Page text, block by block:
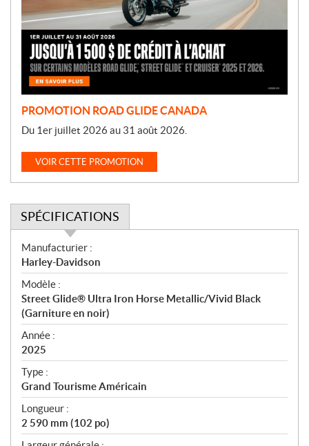
o
t
n
PROMOTION ROAD GLIDE CANADA
Du 1er juillet 2026 au 31 août 2026.
VOIR CETTE PROMOTION
SPÉCIFICATIONS
S
p
é
c
i
f
i
c
a
t
i
o
n
Manufacturier :
Harley-Davidson
Modèle :
Street Glide® Ultra Iron Horse Metallic/Vivid Black
(Garniture en noir)
Année :
2025
Type :
Grand Tourisme Américain
Longueur :
2 590 mm (102 po)